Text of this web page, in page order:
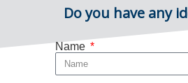
Do you have any
Name